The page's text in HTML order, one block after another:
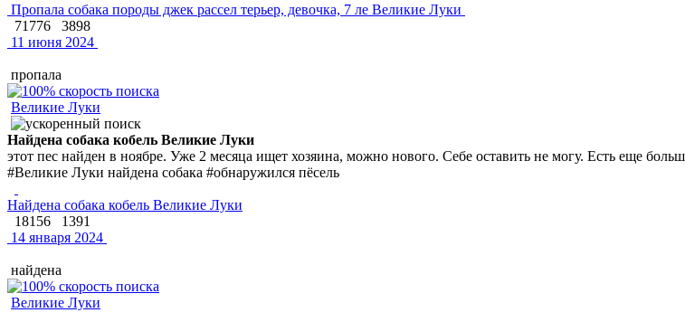
Пропала собака породы джек рассел терьер, девочка, 7 ле Великие Луки
71776
3898
11 июня 2024
пропала
Великие Луки
Найдена собака кобель Великие Луки
этот пес найден в ноябре. Уже 2 месяца ищет хозяина, можно нового. Себе оставить не могу. Есть еще
#Великие Луки найдена собака #обнаружился пёсель
Найдена собака кобель Великие Луки
18156
1391
14 января 2024
найдена
Великие Луки